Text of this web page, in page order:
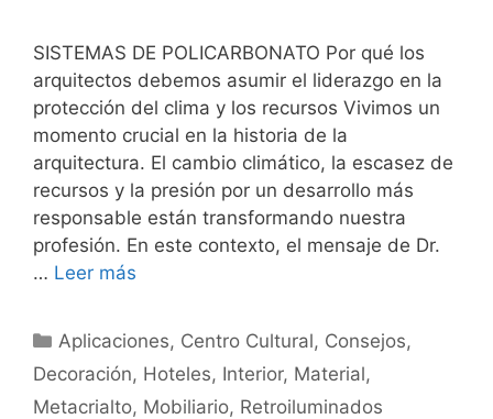
SISTEMAS DE POLICARBONATO Por qué los
arquitectos debemos asumir el liderazgo en la
protección del clima y los recursos Vivimos un
momento crucial en la historia de la
arquitectura. El cambio climático, la escasez de
recursos y la presión por un desarrollo más
responsable están transformando nuestra
profesión. En este contexto, el mensaje de Dr.
… Leer más
Aplicaciones, Centro Cultural, Consejos,
Decoración, Hoteles, Interior, Material,
Metacrialto, Mobiliario, Retroiluminados